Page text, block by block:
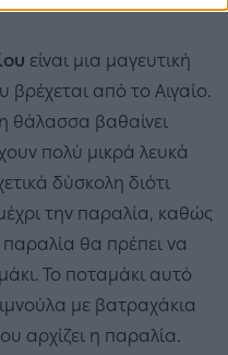
είναι μια μαγευτική
από το Αιγαίο.
θάλασσα βαθαίνει
πολύ μικρά λευκά
δύσκολη διότι
την παραλία, καθώς
παραλία θα πρέπει να
Το ποταμάκι αυτό
με βατραχάκια
αρχίζει η παραλία.